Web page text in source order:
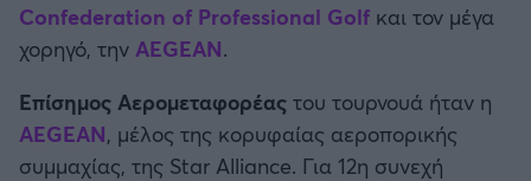
Confederation of Professional Golf και τον μέγα
χορηγό, την AEGEAN.
Επίσημος Αερομεταφορέας του τουρνουά ήταν η
AEGEAN, μέλος της κορυφαίας αεροπορικής
συμμαχίας, της Star Alliance. Για 12η συνεχή